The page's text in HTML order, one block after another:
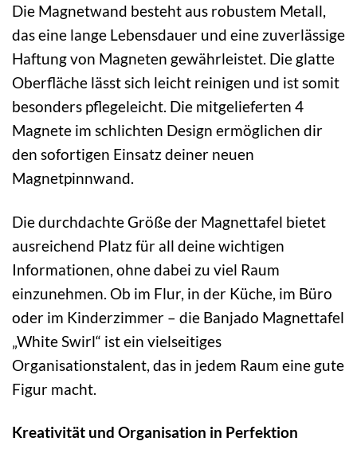
Die Magnetwand besteht aus robustem Metall,
das eine lange Lebensdauer und eine zuverlässige
Haftung von Magneten gewährleistet. Die glatte
Oberfläche lässt sich leicht reinigen und ist somit
besonders pflegeleicht. Die mitgelieferten 4
Magnete im schlichten Design ermöglichen dir
den sofortigen Einsatz deiner neuen
Magnetpinnwand.
Die durchdachte Größe der Magnettafel bietet
ausreichend Platz für all deine wichtigen
Informationen, ohne dabei zu viel Raum
einzunehmen. Ob im Flur, in der Küche, im Büro
oder im Kinderzimmer – die Banjado Magnettafel
„White Swirl“ ist ein vielseitiges
Organisationstalent, das in jedem Raum eine gute
Figur macht.
Kreativität und Organisation in Perfektion